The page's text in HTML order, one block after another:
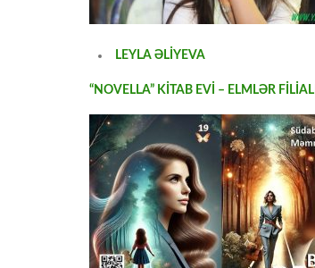
LEYLA ƏLİYEVA
“NOVELLA” KİTAB EVİ – ELMLƏR FİLİALI